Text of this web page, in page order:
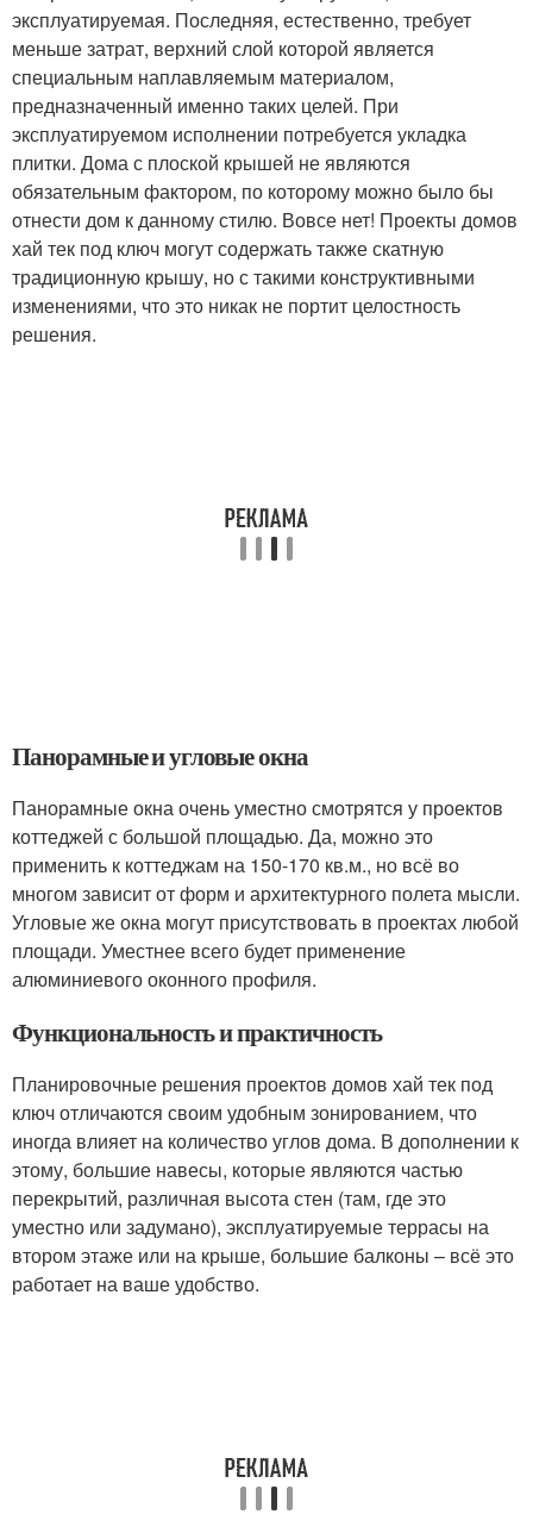
эксплуатируемая. Последняя, естественно, требует
меньше затрат, верхний слой которой является
специальным наплавляемым материалом,
предназначенный именно таких целей. При
эксплуатируемом исполнении потребуется укладка
плитки. Дома с плоской крышей не являются
обязательным фактором, по которому можно было бы
отнести дом к данному стилю. Вовсе нет! Проекты домов
хай тек под ключ могут содержать также скатную
традиционную крышу, но с такими конструктивными
изменениями, что это никак не портит целостность
решения.
Панорамные и угловые окна
Панорамные окна очень уместно смотрятся у проектов
коттеджей с большой площадью. Да, можно это
применить к коттеджам на 150-170 кв.м., но всё во
многом зависит от форм и архитектурного полета мысли.
Угловые же окна могут присутствовать в проектах любой
площади. Уместнее всего будет применение
алюминиевого оконного профиля.
Функциональность и практичность
Планировочные решения проектов домов хай тек под
ключ отличаются своим удобным зонированием, что
иногда влияет на количество углов дома. В дополнении к
этому, большие навесы, которые являются частью
перекрытий, различная высота стен (там, где это
уместно или задумано), эксплуатируемые террасы на
втором этаже или на крыше, большие балконы – всё это
работает на ваше удобство.